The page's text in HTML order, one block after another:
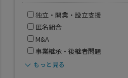
全般
独立・開業・設立支援
匿名組合
M&A
事業継承・後継者問題
もっと見る